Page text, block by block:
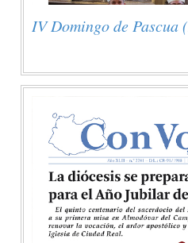
IV Domingo de Pascua